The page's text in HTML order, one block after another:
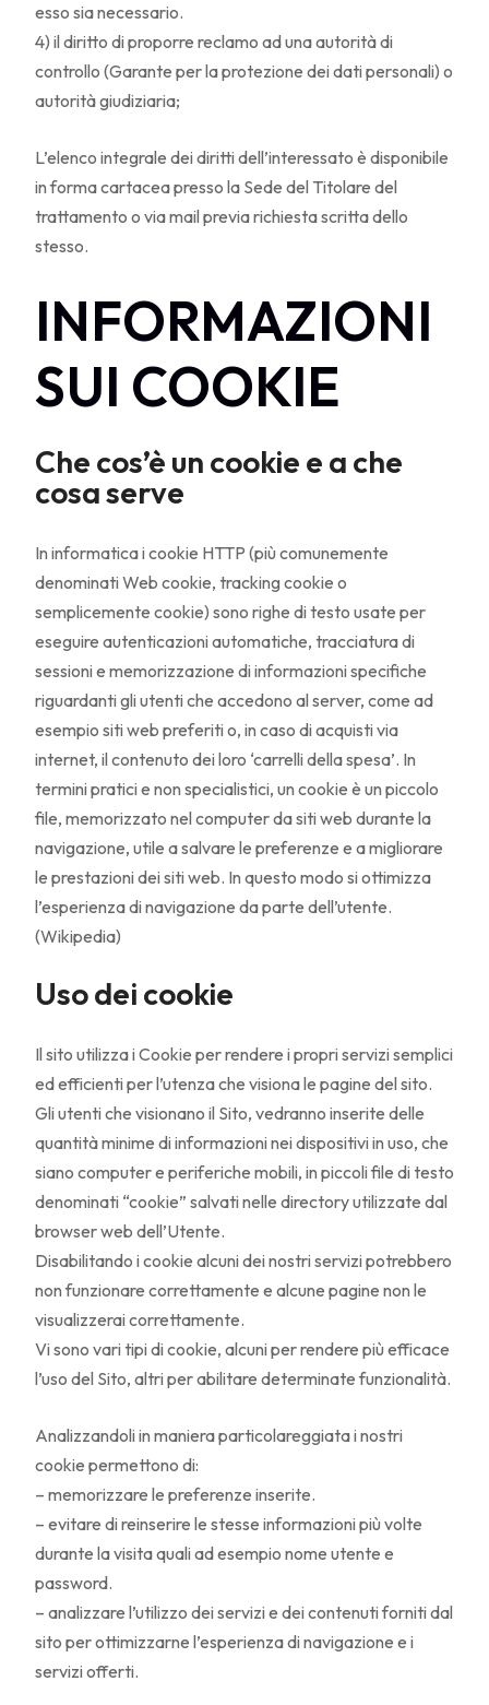
esso sia necessario.
4) il diritto di proporre reclamo ad una autorità di
controllo (Garante per la protezione dei dati personali) o
autorità giudiziaria;
L’elenco integrale dei diritti dell’interessato è disponibile
in forma cartacea presso la Sede del Titolare del
trattamento o via mail previa richiesta scritta dello
stesso.
INFORMAZIONI
SUI COOKIE
Che cos’è un cookie e a che
cosa serve
In informatica i cookie HTTP (più comunemente
denominati Web cookie, tracking cookie o
semplicemente cookie) sono righe di testo usate per
eseguire autenticazioni automatiche, tracciatura di
sessioni e memorizzazione di informazioni specifiche
riguardanti gli utenti che accedono al server, come ad
esempio siti web preferiti o, in caso di acquisti via
internet, il contenuto dei loro ‘carrelli della spesa’. In
termini pratici e non specialistici, un cookie è un piccolo
file, memorizzato nel computer da siti web durante la
navigazione, utile a salvare le preferenze e a migliorare
le prestazioni dei siti web. In questo modo si ottimizza
l’esperienza di navigazione da parte dell’utente.
(Wikipedia)
Uso dei cookie
Il sito utilizza i Cookie per rendere i propri servizi semplici
ed efficienti per l’utenza che visiona le pagine del sito.
Gli utenti che visionano il Sito, vedranno inserite delle
quantità minime di informazioni nei dispositivi in uso, che
siano computer e periferiche mobili, in piccoli file di testo
denominati “cookie” salvati nelle directory utilizzate dal
browser web dell’Utente.
Disabilitando i cookie alcuni dei nostri servizi potrebbero
non funzionare correttamente e alcune pagine non le
visualizzerai correttamente.
Vi sono vari tipi di cookie, alcuni per rendere più efficace
l’uso del Sito, altri per abilitare determinate funzionalità.
Analizzandoli in maniera particolareggiata i nostri
cookie permettono di:
– memorizzare le preferenze inserite.
– evitare di reinserire le stesse informazioni più volte
durante la visita quali ad esempio nome utente e
password.
– analizzare l’utilizzo dei servizi e dei contenuti forniti dal
sito per ottimizzarne l’esperienza di navigazione e i
servizi offerti.